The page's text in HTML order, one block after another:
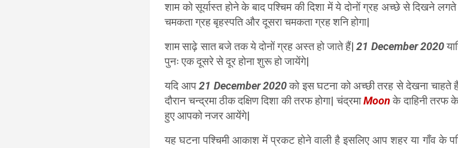
शाम को सूर्यास्त होने के बाद पश्चिम की दिशा में ये दोनों ग्रह अच्छे से दिखने
चमकता ग्रह बृहस्पति और दूसरा चमकता ग्रह शनि होगा|
शाम साढ़े सात बजे तक ये दोनों ग्रह अस्त हो जाते हैं|21 December 2020
पुनः एक दूसरे से दूर होना शुरू हो जायेंगे|
यदि आप21 December 2020को इस घटना को अच्छी तरह से देखना चाहते
दौरान चन्द्रमा ठीक दक्षिण दिशा की तरफ होगा| चंद्रमाMoonके दाहिनी तरफ
हुए आपको नजर आयेंगे|
यह घटना पश्चिमी आकाश में प्रकट होने वाली है इसलिए आप शहर या गाँव के